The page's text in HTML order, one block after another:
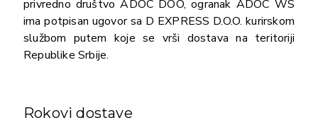
privredno društvo ADOC DOO, ogranak ADOC WS
ima potpisan ugovor sa D EXPRESS D.O.O. kurirskom
službom putem koje se vrši dostava na teritoriji
Republike Srbije.
Rokovi dostave